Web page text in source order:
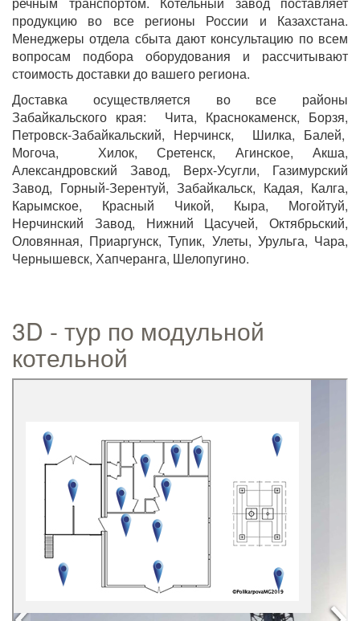
продукцию во все регионы России и Казахстана.
Менеджеры отдела сбыта дают консультацию по всем
вопросам подбора оборудования и рассчитывают
стоимость доставки до вашего региона.
Доставка осуществляется во все районы
Забайкальского края: Чита, Краснокаменск, Борзя,
Петровск-Забайкальский, Нерчинск, Шилка, Балей,
Могоча, Хилок, Сретенск, Агинское, Акша,
Александровский Завод, Верх-Усугли, Газимурский
Завод, Горный-Зерентуй, Забайкальск, Кадая, Калга,
Карымское, Красный Чикой, Кыра, Могойтуй,
Нерчинский Завод, Нижний Цасучей, Октябрьский,
Оловянная, Приаргунск, Тупик, Улеты, Урульга, Чара,
Чернышевск, Хапчеранга, Шелопугино.
3D - тур по модульной
котельной